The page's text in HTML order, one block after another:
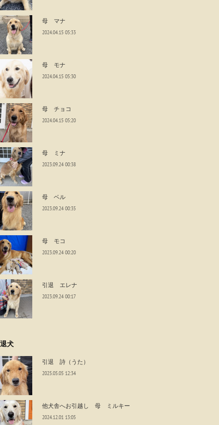
母 マナ
2024.04.15 05:33
母 モナ
2024.04.15 05:30
母 チョコ
2024.04.15 05:20
母 ミナ
2023.09.24 00:38
母 ベル
2023.09.24 00:35
母 モコ
2023.09.24 00:20
引退 エレナ
2023.09.24 00:17
犬
引退 詩（うた）
2025.05.05 12:34
他犬舎へお引越し 母 ミルキー
2024.12.01 13:05